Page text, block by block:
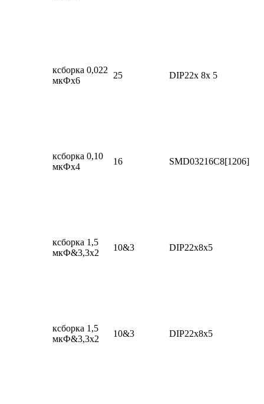
ксборка 0,022
мкФx6
25 DIP22x 8x 5
ксборка 0,10
мкФx4
16 SMD03216C8[1206]
ксборка 1,5
мкФ&3,3x2
10&3 DIP22x8x5
ксборка 1,5
мкФ&3,3x2
10&3 DIP22x8x5